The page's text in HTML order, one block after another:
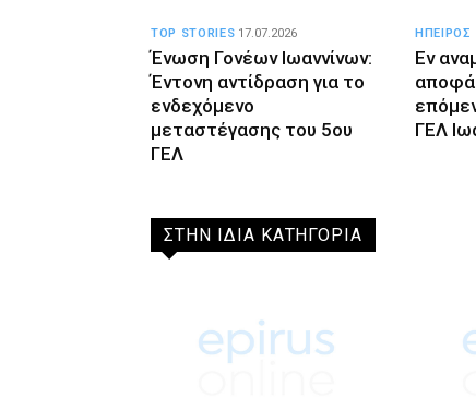
Ένωση Γονέων Ιωαννίνων:
Έντονη αντίδραση για το
ενδεχόμενο
μεταστέγασης του 5ου
ΓΕΛ
TOP STORIES 17.07.2026
Εν
ΓΕΛ
ΗΠΕΙΡΟΣ
ΣΤΗΝ ΙΔΙΑ ΚΑΤΗΓΟΡΙΑ